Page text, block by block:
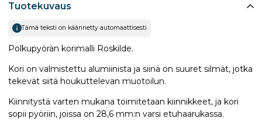
Tuotekuvaus
Tämä teksti on käännetty automaattisesti
Polkupyörän korimalli Roskilde.
Kori on valmistettu alumiinista ja siinä on suuret silmät, jotka
tekevät siitä houkuttelevan muotoilun.
Kiinnitystä varten mukana toimitetaan kiinnikkeet, ja kori
sopii pyöriin, joissa on 28,6 mm:n varsi etuhaarukassa.